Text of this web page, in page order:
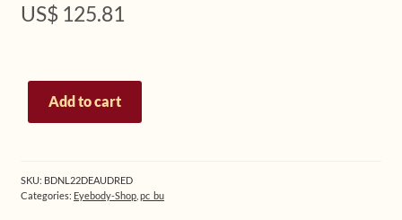
US$ 125.81
Spezial-
Paket
Eyebody-
Buch
Add to cart
SKU: BDNL22DEAUDRED
Categories: Eyebody-Shop ,pc_bu